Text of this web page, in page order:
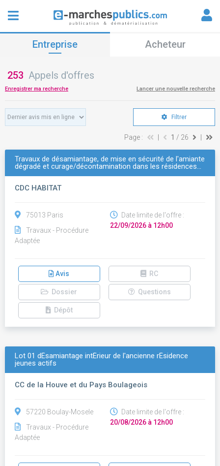
Entreprise Acheteur
253 Appels d'offres
Enregistrer ma recherche Lancer une nouvelle recherche
Filtrer
Page : 1 / 26
Travaux de désamiantage, de mise en sécurité de l'amiante
dégradé et curage/décontamination dans les résidences…
CDC HABITAT
75013 Paris
Travaux - Procédure
Adaptée
Date limite de l'offre :
22/09/2026 à 12h00
Avis RC
Dossier Questions
Dépôt
Lot 01 dÉsamiantage intÉrieur de l'ancienne rÉsidence
jeunes actifs
CC de la Houve et du Pays Boulageois
57220 Boulay-Mosele
Travaux - Procédure
Adaptée
Date limite de l'offre :
20/08/2026 à 12h00